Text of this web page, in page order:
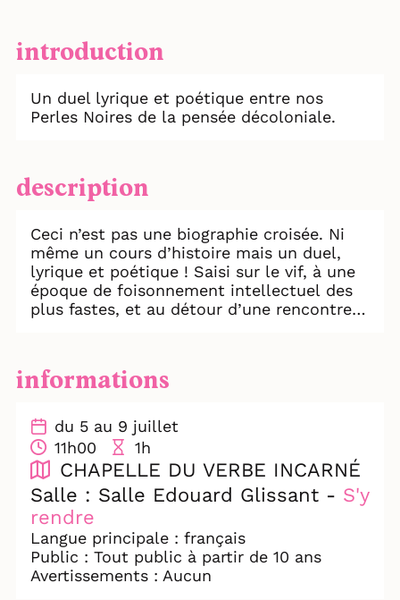
introduction
Un duel lyrique et poétique entre nos
Perles Noires de la pensée décoloniale.
description
Ceci n’est pas une biographie croisée. Ni
même un cours d’histoire mais un duel,
lyrique et poétique ! Saisi sur le vif, à une
époque de foisonnement intellectuel des
plus fastes, et au détour d’une rencontre
Césaire et celle aux pleins et déliés
réconciliants de Léopold Sédar Senghor.
Perles Noires de la pensée décoloniale, aux
négritudes entrechoquées et entremêlées,
croiseront ici le fer, et égrèneront leurs
mots ciselés et engagés.
Explorons la vision radicale et surréaliste
de Suzanne Roussi Césaire face à
l'humanisme senghorien pour célébrer la
parole comme arme de libération, en
mêlant compositions de Roger et Olivier
informations
du 5 au 9 juillet
11h00
1h
CHAPELLE DU VERBE INCARNÉ
Salle : Salle Edouard Glissant - S'y
rendre
Langue principale : français
Public : Tout public à partir de 10 ans
Avertissements : Aucun